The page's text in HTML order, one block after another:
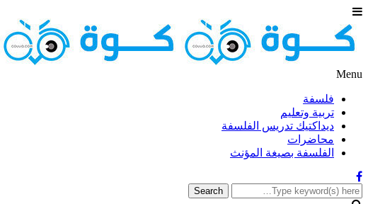
Menu
فلسفة
تربية وتعليم
ديداكتيك تدريس الفلسفة
محاضرات
الفلسفة بصيغة المؤنث